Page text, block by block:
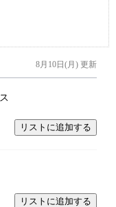
8月10日(月) 更新
リストに追加する
リストに追加する